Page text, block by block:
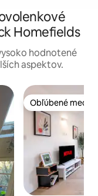
Homefields
hodnotené
aspektov.
Obľúbené medzi
Obľúbené medzi